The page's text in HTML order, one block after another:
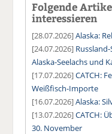
Folgende
interessieren
[28.07.2026]Alaska:
[24.07.2026]
Alaska-Seelachs und
[17.07.2026]CATCH:
Weißfisch-Importe
[16.07.2026]Alaska:
[13.07.2026]CATCH:
30. November